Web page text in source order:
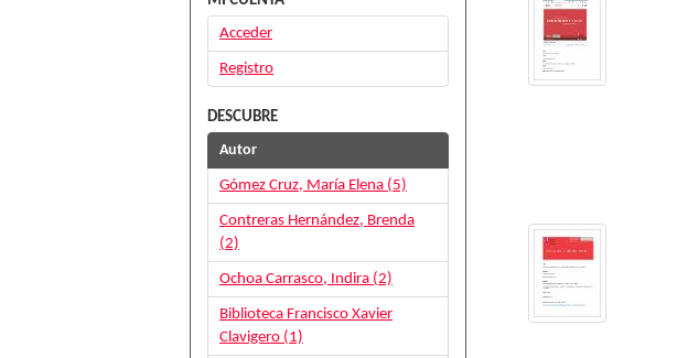
Acceder
Registro
DESCUBRE
Autor
Gómez Cruz, María Elena (5)
Contreras Hernández, Brenda
(2)
Ochoa Carrasco, Indira (2)
Biblioteca Francisco Xavier
Clavigero (1)